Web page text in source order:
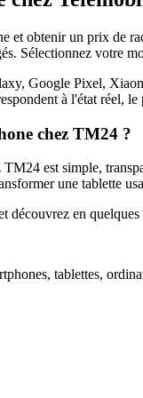
et obtenir un prix de
Sélectionnez votre
Google Pixel,
à l'état réel,
chez TM24 ?
est simple,
une tablette
découvrez en
tablettes,